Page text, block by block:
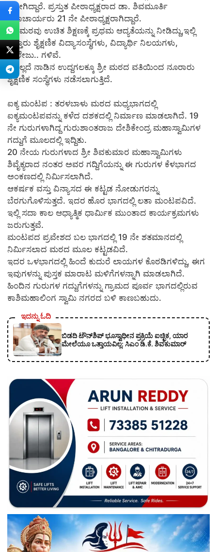
ಹೋಗಿದ್ದಾರೆ. ಪ್ರಸ್ತುತ ಪೀಠಾಧ್ಯಕ್ಷರಾದ ಡಾ. ಶಿವಮೂರ್ತಿ
ಶಿವಾಚಾರ್ಯರು 21 ನೇ ಪೀಠಾಧ್ಯಕ್ಷರಾಗಿದ್ದಾರೆ.
ಶ್ರೀ ಮಠವು ಉಚಿತ ಶಿಕ್ಷಣಕ್ಕೆ ಪ್ರಥಮ ಆದ್ಯತೆಯನ್ನು ನೀಡಿದ್ದು,ಇಲ್ಲಿ
ಹತ್ತಾರು ಶೈಕ್ಷಣಿಕ ವಿದ್ಯಾಸಂಸ್ಥೆಗಳು, ವಿದ್ಯಾರ್ಥಿ ನಿಲಯಗಳು,
ಕಾಲೇಜು.. ಗಳಿವೆ.
ಇದಲ್ಲದೆ ನಾಡಿನ ಉದ್ದಗಲಕ್ಕೂ ಶ್ರೀ ಮಠದ ವತಿಯಿಂದ ನೂರಾರು
ಶೈಕ್ಷಣಿಕ ಸಂಸ್ಥೆಗಳು ನಡೆಸಲಾಗುತ್ತಿದೆ.
ಐಕ್ಯ ಮಂಟಪ : ತರಳಬಾಳು ಮಠದ ಮಧ್ಯಭಾಗದಲ್ಲಿ
ಐಕ್ಯಮಂಟಪವನ್ನು ಕಳೆದ ದಶಕದಲ್ಲಿ ನಿರ್ಮಾಣ ಮಾಡಲಾಗಿದೆ. 19
ನೇ ಗುರುಗಳಾಗಿದ್ದ ಗುರುಶಾಂತರಾಜ ದೇಶಿಕೇಂದ್ರ ಮಹಾಸ್ವಾಮಿಗಳ
ಗದ್ದುಗೆ ಮೂಲದಲ್ಲಿ ಇದ್ದಿತು.
20 ನೇಯ ಗುರುಗಳಾದ ಶ್ರೀ ಶಿವಕುಮಾರ ಮಹಾಸ್ವಾಮಿಗಳು
ಶಿವೈಕ್ಯರಾದ ನಂತರ ಅವರ ಗದ್ದಿಗೆಯನ್ನು ಈ ಗುರುಗಳ ಕೆಳಭಾಗದ
ಅಂಕಣದಲ್ಲಿ ನಿರ್ಮಿಸಲಾಗಿದೆ.
ಆಕರ್ಷಕ ವಸ್ತು ವಿನ್ಯಾಸದ ಈ ಕಟ್ಟಡ ನೋಡುಗರನ್ನು
ಬೆರಗುಗೊಳಿಸುತ್ತದೆ. ಇದರ ಹೊರ ಭಾಗದಲ್ಲಿ ಲತಾ ಮಂಟಪವಿದೆ.
ಇಲ್ಲಿ ಸದಾ ಕಾಲ ಆಧ್ಯಾತ್ಮಿಕ ಧಾರ್ಮಿಕ ಮುಂತಾದ ಕಾರ್ಯಕ್ರಮಗಳು
ಜರುಗುತ್ತವೆ.
ಮಂಟಪದ ಪ್ರವೇಶದ ಬಲ ಭಾಗದಲ್ಲಿ 19 ನೇ ಶತಮಾನದಲ್ಲಿ
ನಿರ್ಮಿಸಲಾದ ಮಠದ ಮೂಲ ಕಟ್ಟಡವಿದೆ.
ಇದರ ಒಳಭಾಗದಲ್ಲಿ ಹಿಂದೆ ಕುದುರೆ ಲಾಯಗಳ ಕೊಠಡಿಗಳಿದ್ದು, ಈಗ
ಇವುಗಳನ್ನು ಪುಸ್ತಕ ಮಾರಾಟ ಮಳಿಗೆಗಳನ್ನಾಗಿ ಮಾಡಲಾಗಿದೆ.
ಹಿಂದಿನ ಗುರುಗಳ ಗದ್ದುಗೆಗಳನ್ನು ಗ್ರಾಮದ ಪೂರ್ವ ಭಾಗದಲ್ಲಿರುವ
ಕಾಶಿಮಹಾಲಿಂಗ ಸ್ವಾಮಿ ನಗರದ ಬಳಿ ಕಾಣಬಹುದು.
ಇದನ್ನು ಓದಿ
ಬಿಡದಿ ಟೌನ್‌ಶಿಪ್‌ ಭೂಸ್ವಾಧೀನ ಪ್ರಕ್ರಿಯೆ ಐಚ್ಛಿಕ, ಯಾರ
ಮೇಲೆಯೂ ಒತ್ತಾಯವಿಲ್ಲ: ಸಿಎಂ ಡಿ.ಕೆ. ಶಿವಕುಮಾರ್